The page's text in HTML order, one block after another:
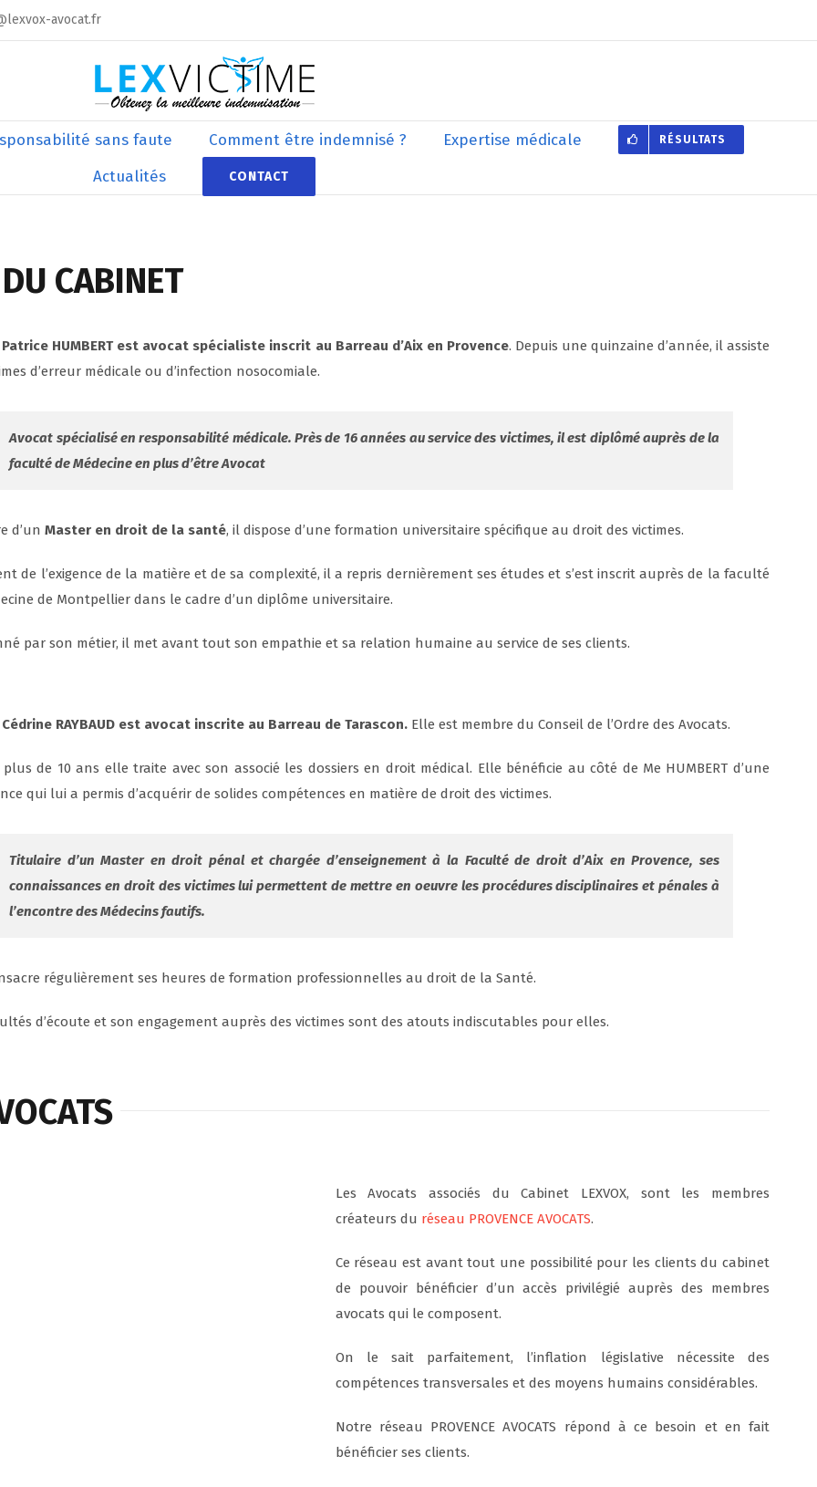
avocat.fr
sans faute Comment être indemnisé ? Expertise médicale RÉSULTATS
Actualités CONTACT
CABINET
HUMBERT est avocat spécialiste inscrit au Barreau d’Aix en Provence. Depuis une quinzaine d’année, il assiste
d’erreur médicale ou d’infection nosocomiale.
Avocat spécialisé en responsabilité médicale. Près de 16 années au service des victimes, il est diplômé auprès de la
faculté de Médecine en plus d’être Avocat
d’unMaster en droit de la santé, il dispose d’une formation universitaire spécifique au droit des victimes.
de l’exigence de la matière et de sa complexité, il a repris dernièrement ses études et s’est inscrit auprès de la faculté
de Montpellier dans le cadre d’un diplôme universitaire.
par son métier, il met avant tout son empathie et sa relation humaine au service de ses clients.
RAYBAUD est avocat inscrite au Barreau de Tarascon. Elle est membre du Conseil de l’Ordre des Avocats.
plus de 10 ans elle traite avec son associé les dossiers en droit médical. Elle bénéficie au côté de Me HUMBERT d’une
qui lui a permis d’acquérir de solides compétences en matière de droit des victimes.
Titulaire d’un Master en droit pénal et chargée d’enseignement à la Faculté de droit d’Aix en Provence, ses
connaissances en droit des victimes lui permettent de mettre en oeuvre les procédures disciplinaires et pénales à
l’encontre des Médecins fautifs.
régulièrement ses heures de formation professionnelles au droit de la Santé.
d’écoute et son engagement auprès des victimes sont des atouts indiscutables pour elles.
Les Avocats associés du Cabinet LEXVOX, sont les membres
créateurs du réseau PROVENCE AVOCATS.
Ce réseau est avant tout une possibilité pour les clients du cabinet
de pouvoir bénéficier d’un accès privilégié auprès des membres
avocats qui le composent.
On le sait parfaitement, l’inflation législative nécessite des
compétences transversales et des moyens humains considérables.
Notre réseau PROVENCE AVOCATS répond à ce besoin et en fait
bénéficier ses clients.